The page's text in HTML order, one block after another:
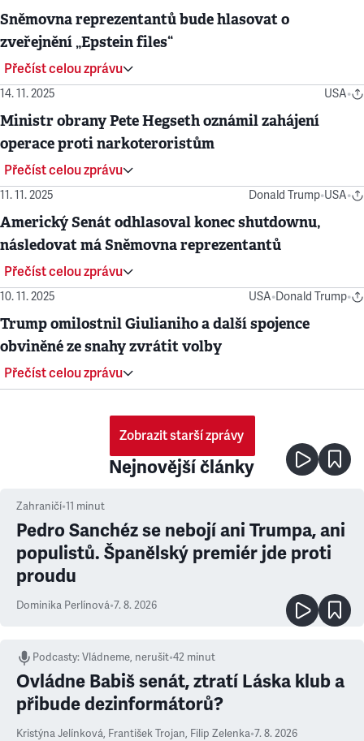
Sněmovna reprezentantů bude hlasovat o
zveřejnění „Epstein files“
Přečíst celou zprávu
14. 11. 2025 USA•
Ministr obrany Pete Hegseth oznámil zahájení
operace proti narkoteroristům
Přečíst celou zprávu
11. 11. 2025 Donald Trump•USA•
Americký Senát odhlasoval konec shutdownu,
následovat má Sněmovna reprezentantů
Přečíst celou zprávu
10. 11. 2025 USA•Donald Trump•
Trump omilostnil Giulianiho a další spojence
obviněné ze snahy zvrátit volby
Přečíst celou zprávu
Zobrazit starší zprávy
Nejnovější články
Zahraničí•11 minut
Pedro Sanchéz se nebojí ani Trumpa, ani
populistů. Španělský premiér jde proti
proudu
Dominika Perlínová•7. 8. 2026
Podcasty:Vládneme, nerušit•42 minut
Ovládne Babiš senát, ztratí Láska klub a
přibude dezinformátorů?
Kristýna Jelínková, František Trojan, Filip Zelenka•7. 8. 2026